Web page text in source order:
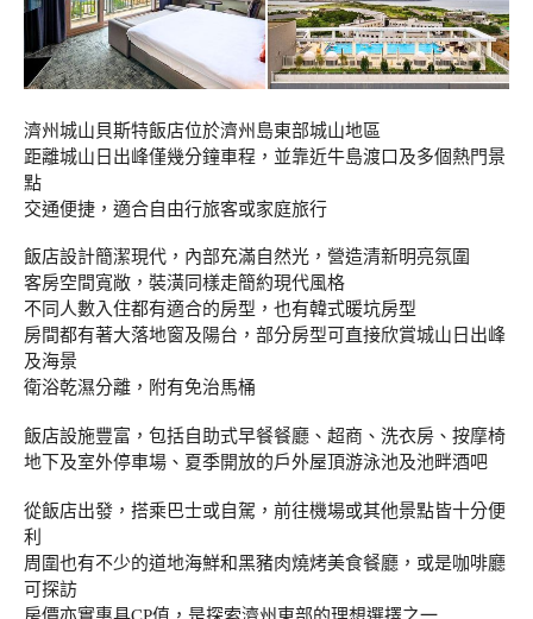
濟州城山貝斯特飯店位於濟州島東部城山地區
距離城山日出峰僅幾分鐘車程，並靠近牛島渡口及多個熱門景
點
交通便捷，適合自由行旅客或家庭旅行
飯店設計簡潔現代，內部充滿自然光，營造清新明亮氛圍
客房空間寬敞，裝潢同樣走簡約現代風格
不同人數入住都有適合的房型，也有韓式暖坑房型
房間都有著大落地窗及陽台，部分房型可直接欣賞城山日出峰
及海景
衛浴乾濕分離，附有免治馬桶
飯店設施豐富，包括自助式早餐餐廳、超商、洗衣房、按摩椅
地下及室外停車場、夏季開放的戶外屋頂游泳池及池畔酒吧
從飯店出發，搭乘巴士或自駕，前往機場或其他景點皆十分便
利
周圍也有不少的道地海鮮和黑豬肉燒烤美食餐廳，或是咖啡廳
可探訪